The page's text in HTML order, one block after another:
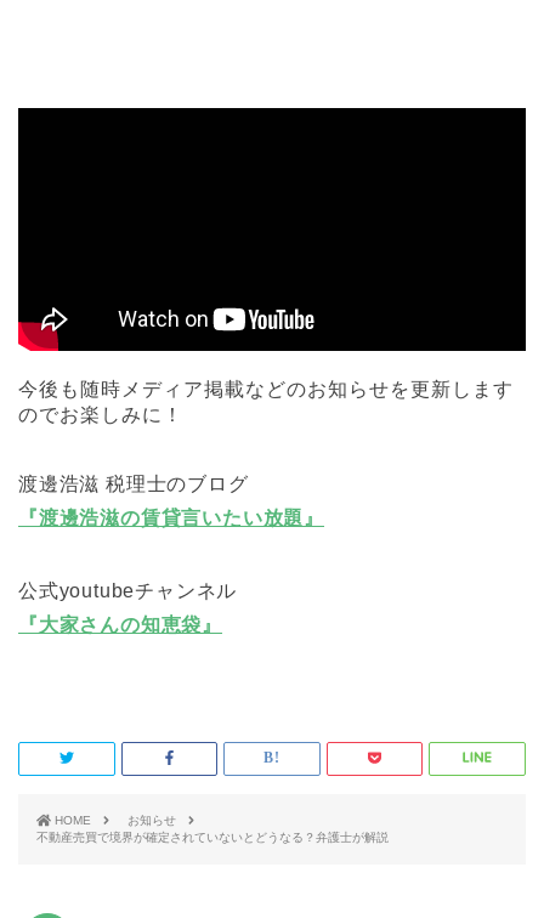
今後も随時メディア掲載などのお知らせを更新します
のでお楽しみに！
渡邊浩滋 税理士のブログ
『渡邊浩滋の賃貸言いたい放題』
公式youtubeチャンネル
『大家さんの知恵袋』
HOME
お知らせ
不動産売買で境界が確定されていないとどうなる？弁護士が解説